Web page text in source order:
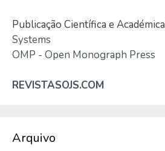
Publicação Científica e Académica
Systems
OMP - Open Monograph Press
REVISTASOJS.COM
Arquivo